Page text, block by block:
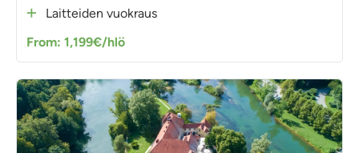
Laitteiden vuokraus
From: 1,199€/hlö